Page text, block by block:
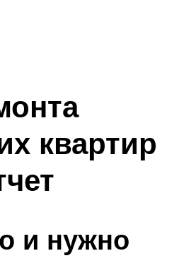
квартир
и нужно